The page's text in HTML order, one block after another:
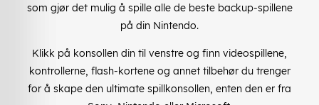
som gjør det mulig å spille alle de beste backup-spillene
på din Nintendo.
Klikk på konsollen din til venstre og finn videospillene,
kontrollerne, flash-kortene og annet tilbehør du trenger
for å skape den ultimate spillkonsollen, enten den er fra